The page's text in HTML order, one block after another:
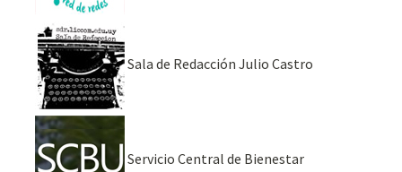
Sala de Redacción Julio Castro
Servicio Central de Bienestar